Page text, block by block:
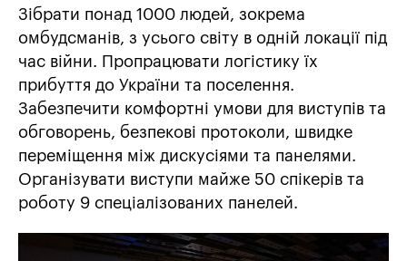
Зібрати понад 1000 людей, зокрема
омбудсманів, з усього світу в одній локації під
час війни. Пропрацювати логістику їх
прибуття до України та поселення.
Забезпечити комфортні умови для виступів та
обговорень, безпекові протоколи, швидке
переміщення між дискусіями та панелями.
Організувати виступи майже 50 спікерів та
роботу 9 спеціалізованих панелей.